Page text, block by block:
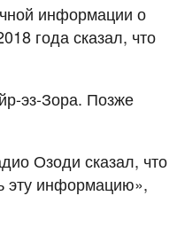
информации о
года сказал, что
эз-Зора. Позже
Озоди сказал, что
эту информацию»,